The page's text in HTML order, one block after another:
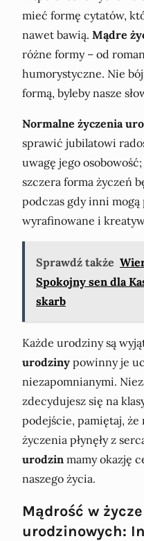
mieć formę cytatów,
nawet bawią. Mądre
różne formy – od
humorystyczne. Nie
formą, byleby nasze
Normalne życzenia
sprawić jubilatowi
uwagę jego
szczera forma życzeń
podczas gdy inni
wyrafinowane i
Sprawdź także
Spokojny sen dla
skarb
Każde urodziny są
urodziny powinny je
niezapomnianymi.
zdecydujesz się na
podejście, pamiętaj, że
życzenia płynęły z
urodzin mamy okazję
naszego życia.
Mądrość w
urodzinowych: